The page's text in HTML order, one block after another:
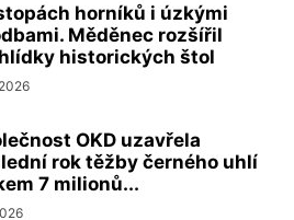
horníků i úzkými
Měděnec rozšířil
historických štol
OKD uzavřela
rok těžby černého uhlí
7 milionů...